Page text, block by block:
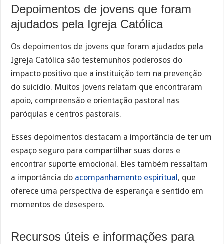
Depoimentos de jovens que foram
ajudados pela Igreja Católica
Os depoimentos de jovens que foram ajudados pela
Igreja Católica são testemunhos poderosos do
impacto positivo que a instituição tem na prevenção
do suicídio. Muitos jovens relatam que encontraram
apoio, compreensão e orientação pastoral nas
paróquias e centros pastorais.
Esses depoimentos destacam a importância de ter um
espaço seguro para compartilhar suas dores e
encontrar suporte emocional. Eles também ressaltam
a importância do acompanhamento espiritual , que
oferece uma perspectiva de esperança e sentido em
momentos de desespero.
Recursos úteis e informações para